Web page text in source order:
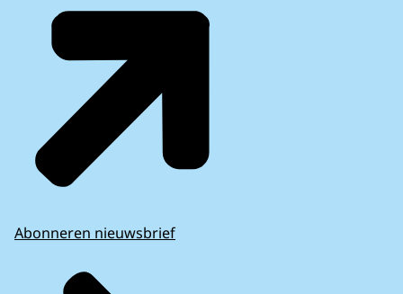
Abonneren nieuwsbrief